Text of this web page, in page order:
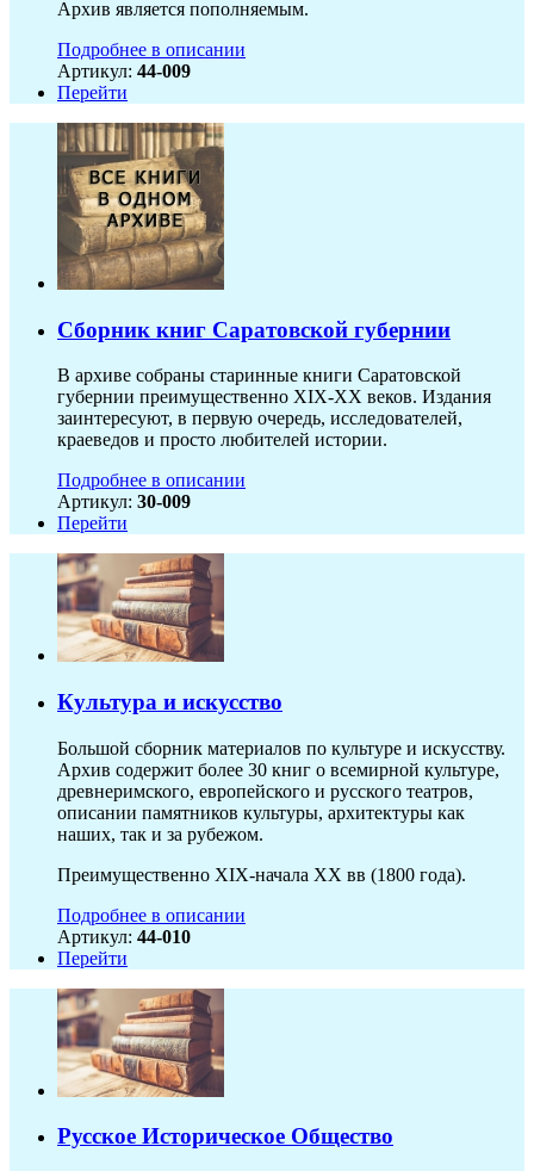
Архив является пополняемым.
Подробнее в описании
Артикул: 44-009
Перейти
Сборник книг Саратовской губернии
В архиве собраны старинные книги Саратовской
губернии преимущественно XIX-ХХ веков. Издания
заинтересуют, в первую очередь, исследователей,
краеведов и просто любителей истории.
Подробнее в описании
Артикул: 30-009
Перейти
Культура и искусство
Большой сборник материалов по культуре и искусству.
Архив содержит более 30 книг о всемирной культуре,
древнеримского, европейского и русского театров,
описании памятников культуры, архитектуры как
наших, так и за рубежом.
Преимущественно XIX-начала ХХ вв (1800 года).
Подробнее в описании
Артикул: 44-010
Перейти
Русское Историческое Общество